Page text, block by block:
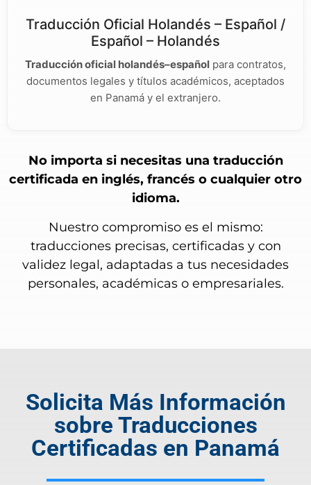
Traducción Oficial Holandés – Español /
Español – Holandés
Traducción oficial holandés–español para contratos,
documentos legales y títulos académicos, aceptados
en Panamá y el extranjero.
No importa si necesitas una traducción
certificada en inglés, francés o cualquier otro
idioma.
Nuestro compromiso es el mismo:
traducciones precisas, certificadas y con
validez legal, adaptadas a tus necesidades
personales, académicas o empresariales.
Solicita Más Información
sobre Traducciones
Certificadas en Panamá